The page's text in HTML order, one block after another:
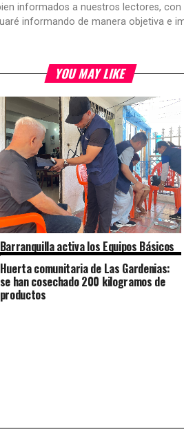
informados a nuestros lectores, con
informando de manera objetiva e
YOU MAY LIKE
Barranquilla activa los Equipos Básicos
de Salud para fortalecer la atención
primaria
Huerta comunitaria de Las Gardenias:
se han cosechado 200 kilogramos de
productos